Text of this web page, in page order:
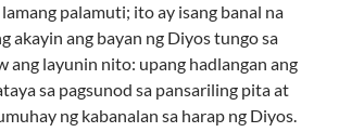
palamuti; ito ay isang banal na
akayin ang bayan ng Diyos tungo sa
ang layunin nito: upang hadlangan ang
sa pagsunod sa pansariling pita at
ng kabanalan sa harap ng Diyos.